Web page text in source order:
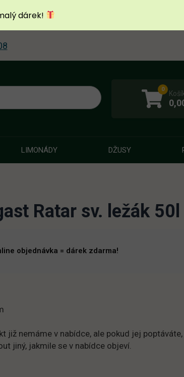
0
LIMONÁDY DŽUSY
Ratar sv. ležák 50l
objednávka = dárek zdarma!
již nemáme v nabídce, ale pokud jej
jiný, jakmile se v nabídce objeví.
dárek!